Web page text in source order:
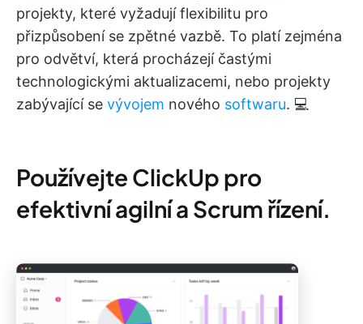
projekty, které vyžadují flexibilitu pro
přizpůsobení se zpětné vazbě. To platí zejména
pro odvětví, která procházejí častými
technologickými aktualizacemi, nebo projekty
zabývající se vývojem nového softwaru. 💻
Používejte ClickUp pro
efektivní agilní a Scrum řízení.